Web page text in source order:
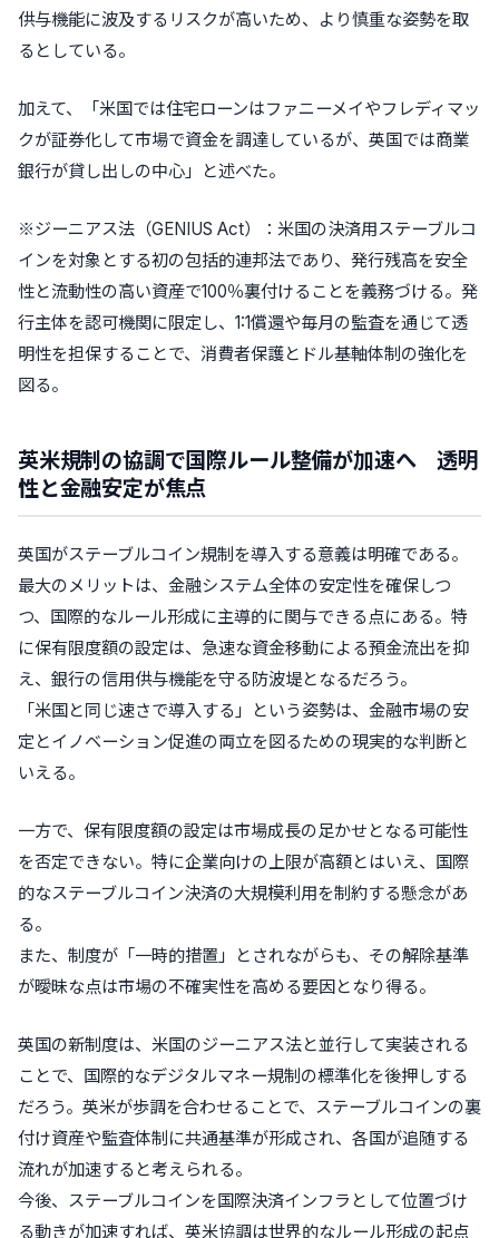
供与機能に波及するリスクが高いため、より慎重な姿勢を取
るとしている。
加えて、「米国では住宅ローンはファニーメイやフレディマッ
クが証券化して市場で資金を調達しているが、英国では商業
銀行が貸し出しの中心」と述べた。
※ジーニアス法（GENIUS Act）：米国の決済用ステーブルコ
インを対象とする初の包括的連邦法であり、発行残高を安全
性と流動性の高い資産で100％裏付けることを義務づける。発
行主体を認可機関に限定し、1:1償還や毎月の監査を通じて透
明性を担保することで、消費者保護とドル基軸体制の強化を
図る。
英米規制の協調で国際ルール整備が加速へ 透明
性と金融安定が焦点
英国がステーブルコイン規制を導入する意義は明確である。
最大のメリットは、金融システム全体の安定性を確保しつ
つ、国際的なルール形成に主導的に関与できる点にある。特
に保有限度額の設定は、急速な資金移動による預金流出を抑
え、銀行の信用供与機能を守る防波堤となるだろう。
「米国と同じ速さで導入する」という姿勢は、金融市場の安
定とイノベーション促進の両立を図るための現実的な判断と
いえる。
一方で、保有限度額の設定は市場成長の足かせとなる可能性
を否定できない。特に企業向けの上限が高額とはいえ、国際
的なステーブルコイン決済の大規模利用を制約する懸念があ
る。
また、制度が「一時的措置」とされながらも、その解除基準
が曖昧な点は市場の不確実性を高める要因となり得る。
英国の新制度は、米国のジーニアス法と並行して実装される
ことで、国際的なデジタルマネー規制の標準化を後押しする
だろう。英米が歩調を合わせることで、ステーブルコインの裏
付け資産や監査体制に共通基準が形成され、各国が追随する
流れが加速すると考えられる。
今後、ステーブルコインを国際決済インフラとして位置づけ
る動きが加速すれば、英米協調は世界的なルール形成の起点